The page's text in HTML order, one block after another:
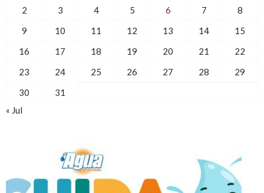
2
3 4 5 6 7
8
9
10 11 12 13 14
15
16
17 18 19 20 21
22
23
24 25 26 27 28
29
30
31
« Jul